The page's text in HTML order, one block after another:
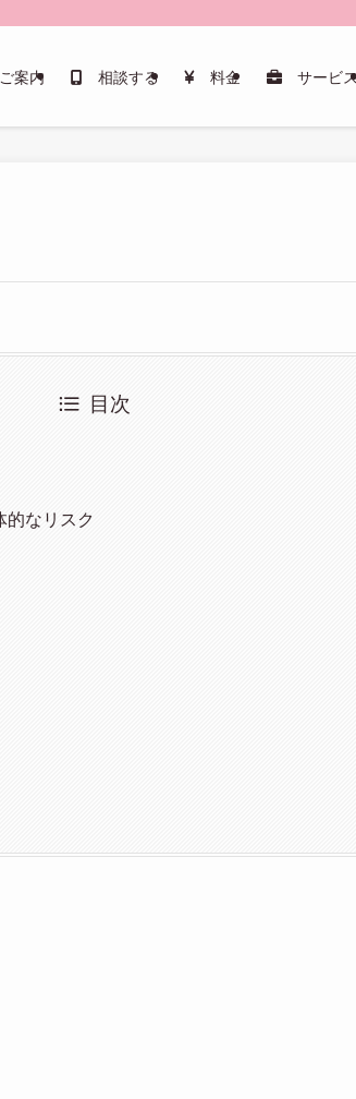
案内 相談する 料金 サービス
目次
なリスク